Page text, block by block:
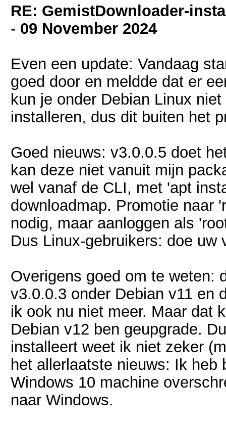
RE: GemistDownloader-
- 09 November 2024
Even een update: Vandaag
goed door en meldde dat er
kun je onder Debian Linux
installeren, dus dit buiten het
Goed nieuws: v3.0.0.5 doet
kan deze niet vanuit mijn
wel vanaf de CLI, met 'apt
downloadmap. Promotie naar
nodig, maar aanloggen als
Dus Linux-gebruikers: doe uw
Overigens goed om te weten:
v3.0.0.3 onder Debian v11 en
ik ook nu niet meer. Maar dat
Debian v12 ben geupgrade.
installeert weet ik niet zeker
het allerlaatste nieuws: Ik
Windows 10 machine
naar Windows.